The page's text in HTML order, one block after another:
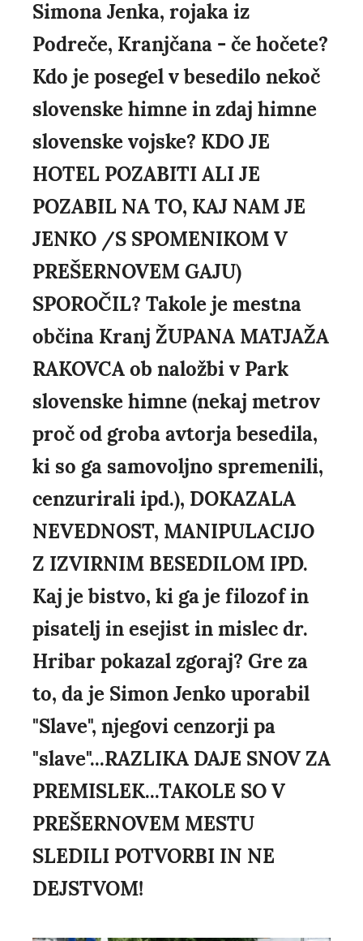
Simona Jenka, rojaka iz
Podreče, Kranjčana - če hočete?
Kdo je posegel v besedilo nekoč
slovenske himne in zdaj himne
slovenske vojske? KDO JE
HOTEL POZABITI ALI JE
POZABIL NA TO, KAJ NAM JE
JENKO /S SPOMENIKOM V
PREŠERNOVEM GAJU)
SPOROČIL? Takole je mestna
občina Kranj ŽUPANA MATJAŽA
RAKOVCA ob naložbi v Park
slovenske himne (nekaj metrov
proč od groba avtorja besedila,
ki so ga samovoljno spremenili,
cenzurirali ipd.), DOKAZALA
NEVEDNOST, MANIPULACIJO
Z IZVIRNIM BESEDILOM IPD.
Kaj je bistvo, ki ga je filozof in
pisatelj in esejist in mislec dr.
Hribar pokazal zgoraj? Gre za
to, da je Simon Jenko uporabil
"Slave", njegovi cenzorji pa
"slave"...RAZLIKA DAJE SNOV ZA
PREMISLEK...TAKOLE SO V
PREŠERNOVEM MESTU
SLEDILI POTVORBI IN NE
DEJSTVOM!